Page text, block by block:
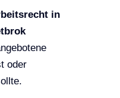
in
oder